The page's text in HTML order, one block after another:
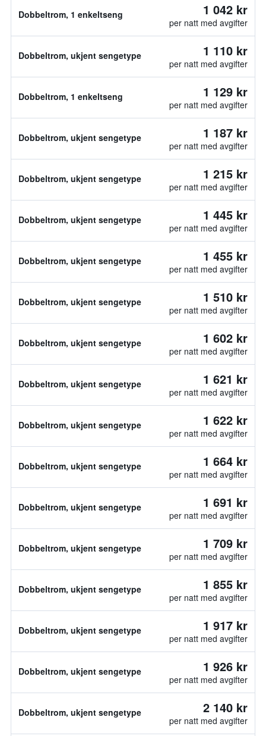
Dobbeltrom, 1 enkeltseng 1 042 kr
per natt med avgifter
Dobbeltrom, ukjent sengetype 1 110 kr
per natt med avgifter
Dobbeltrom, 1 enkeltseng 1 129 kr
per natt med avgifter
Dobbeltrom, ukjent sengetype 1 187 kr
per natt med avgifter
Dobbeltrom, ukjent sengetype 1 215 kr
per natt med avgifter
Dobbeltrom, ukjent sengetype 1 445 kr
per natt med avgifter
Dobbeltrom, ukjent sengetype 1 455 kr
per natt med avgifter
Dobbeltrom, ukjent sengetype 1 510 kr
per natt med avgifter
Dobbeltrom, ukjent sengetype 1 602 kr
per natt med avgifter
Dobbeltrom, ukjent sengetype 1 621 kr
per natt med avgifter
Dobbeltrom, ukjent sengetype 1 622 kr
per natt med avgifter
Dobbeltrom, ukjent sengetype 1 664 kr
per natt med avgifter
Dobbeltrom, ukjent sengetype 1 691 kr
per natt med avgifter
Dobbeltrom, ukjent sengetype 1 709 kr
per natt med avgifter
Dobbeltrom, ukjent sengetype 1 855 kr
per natt med avgifter
Dobbeltrom, ukjent sengetype 1 917 kr
per natt med avgifter
Dobbeltrom, ukjent sengetype 1 926 kr
per natt med avgifter
Dobbeltrom, ukjent sengetype 2 140 kr
per natt med avgifter